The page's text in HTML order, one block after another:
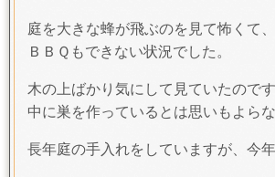
庭を大きな蜂が飛ぶのを見て怖くて
ＢＢＱもできない状況でした。
木の上ばかり気にして見ていたので
中に巣を作っているとは思いもよらな
長年庭の手入れをしていますが、今年